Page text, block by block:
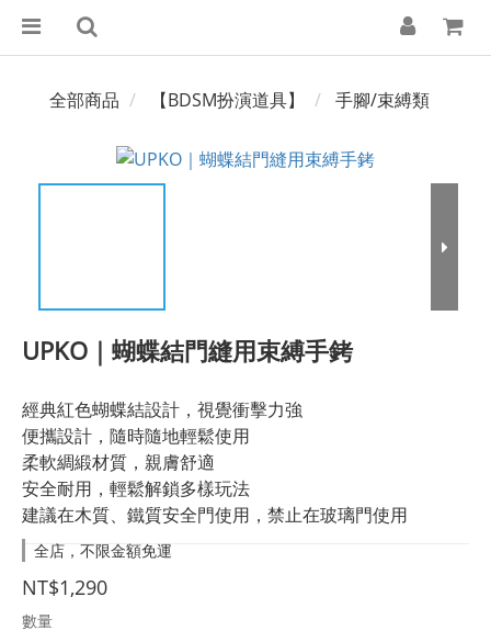
全部商品 【BDSM扮演道具】 手腳/束縛類
UPKO｜蝴蝶結門縫用束縛手銬
經典紅色蝴蝶結設計，視覺衝擊力強
便攜設計，隨時隨地輕鬆使用
柔軟綢緞材質，親膚舒適
安全耐用，輕鬆解鎖多樣玩法
建議在木質、鐵質安全門使用，禁止在玻璃門使用
全店，不限金額免運
NT$1,290
數量